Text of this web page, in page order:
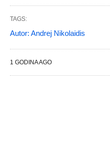
TAGS:
Autor: Andrej Nikolaidis
1 GODINA AGO